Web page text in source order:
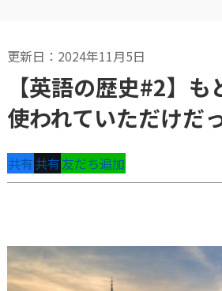
更新日：2024年11月5日
【英語の歴史#2】
使われていただけだ
共有共有友だち追加